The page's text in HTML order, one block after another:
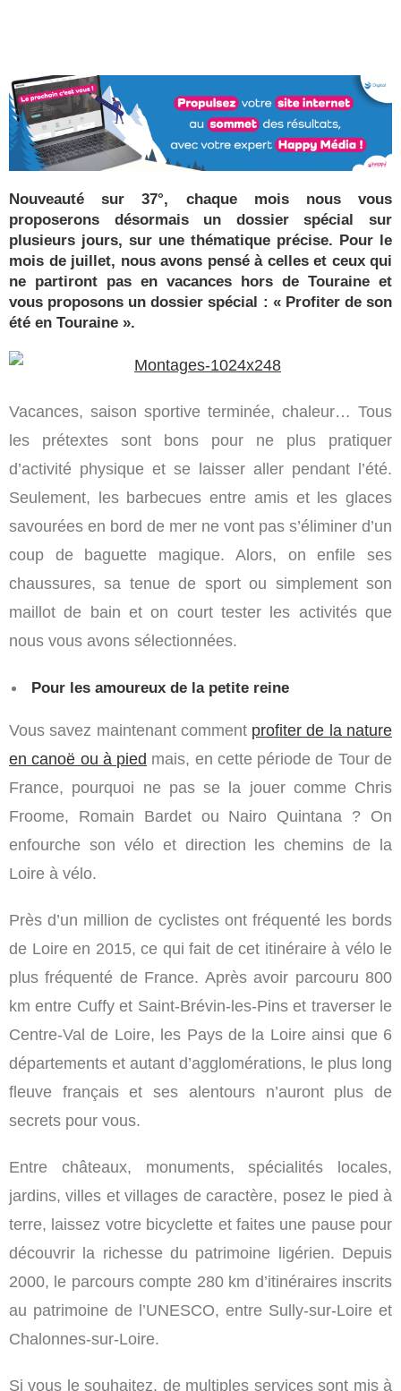
« On veut mettre le feu à Tonnellé » : le nouveau
président de l’US Tours Rugby voit grand
Nouveauté sur 37°, chaque mois nous vous
proposerons désormais un dossier spécial sur
plusieurs jours, sur une thématique précise. Pour le
mois de juillet, nous avons pensé à celles et ceux qui
ne partiront pas en vacances hors de Touraine et
vous proposons un dossier spécial : « Profiter de son
été en Touraine ».
Vacances, saison sportive terminée, chaleur… Tous
les prétextes sont bons pour ne plus pratiquer
d’activité physique et se laisser aller pendant l’été.
Seulement, les barbecues entre amis et les glaces
savourées en bord de mer ne vont pas s’éliminer d’un
coup de baguette magique. Alors, on enfile ses
chaussures, sa tenue de sport ou simplement son
maillot de bain et on court tester les activités que
nous vous avons sélectionnées.
Pour les amoureux de la petite reine
Vous savez maintenant comment profiter de la nature
en canoë ou à pied mais, en cette période de Tour de
France, pourquoi ne pas se la jouer comme Chris
Froome, Romain Bardet ou Nairo Quintana ? On
enfourche son vélo et direction les chemins de la
Loire à vélo.
Près d’un million de cyclistes ont fréquenté les bords
de Loire en 2015, ce qui fait de cet itinéraire à vélo le
plus fréquenté de France. Après avoir parcouru 800
km entre Cuffy et Saint-Brévin-les-Pins et traverser le
Centre-Val de Loire, les Pays de la Loire ainsi que 6
départements et autant d’agglomérations, le plus long
fleuve français et ses alentours n’auront plus de
secrets pour vous.
Entre châteaux, monuments, spécialités locales,
jardins, villes et villages de caractère, posez le pied à
terre, laissez votre bicyclette et faites une pause pour
découvrir la richesse du patrimoine ligérien. Depuis
2000, le parcours compte 280 km d’itinéraires inscrits
au patrimoine de l’UNESCO, entre Sully-sur-Loire et
Chalonnes-sur-Loire.
Si vous le souhaitez, de multiples services sont mis à